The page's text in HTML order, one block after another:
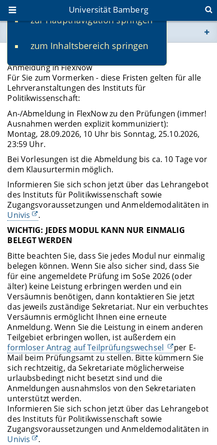
zur Hauptnavigation springen
zum Inhaltsbereich springen
Universität Bamberg
www.uni-bamberg.de
univis.uni-bamberg.de
fis.uni-bamberg.de
Wintersemester 2026/27
Anmeldung in FlexNow
Für Sie zum Vormerken - diese Fristen gelten für alle
Lehrveranstaltungen des Instituts für
Politikwissenschaft:
An-/Abmeldung in FlexNow zu den Prüfungen (immer!
Ausnahmen werden explizit kommuniziert):
Montag, 28.09.2026, 10 Uhr bis Sonntag, 25.10.2026,
23:59 Uhr.
Bei Vorlesungen ist die Abmeldung bis ca. 10 Tage vor
dem Klausurtermin möglich.
Informieren Sie sich schon jetzt über das Lehrangebot
des Instituts für Politikwissenschaft sowie
Zugangsvoraussetzungen und Anmeldemodalitäten in
Univis
.
WICHTIG: JEDES MODUL KANN NUR EINMALIG
BELEGT WERDEN
Bitte beachten Sie, dass Sie jedes Modul nur einmalig
belegen können. Wenn Sie also sicher sind, dass Sie
für eine angemeldete Prüfung im SoSe 2026 (oder
älter) keine Leistung erbringen werden und ein
Versäumnis benötigen, dann kontaktieren Sie jetzt
das jeweils zuständige Sekretariat. Nur ein verbuchtes
Versäumnis ermöglicht Ihnen eine erneute
Anmeldung. Wenn Sie die Leistung in einem anderen
Teilgebiet erbringen wollen, ist außerdem ein
formloser Antrag auf Teilprüfungswechsel
per E-
Mail beim Prüfungsamt zu stellen. Bitte kümmern Sie
sich rechtzeitig, da Sekretariate möglicherweise
urlaubsbedingt nicht besetzt sind und die
Anmeldungen ausnahmslos von den Sekretariaten
unterstützt werden.
Informieren Sie sich schon jetzt über das Lehrangebot
des Instituts für Politikwissenschaft sowie
Zugangsvoraussetzungen und Anmeldemodalitäten in
Univis
.